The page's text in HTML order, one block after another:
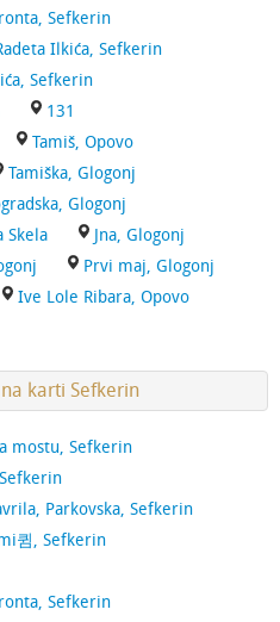
Sefkerin
Ilkića, Sefkerin
Sefkerin
131
Tamiš, Opovo
Tamiška, Glogonj
Glogonj
Skela
Jna, Glogonj
Prvi maj, Glogonj
Ive Lole Ribara, Opovo
karti Sefkerin
mostu, Sefkerin
Sefkerin
Parkovska, Sefkerin
큄, Sefkerin
Sefkerin